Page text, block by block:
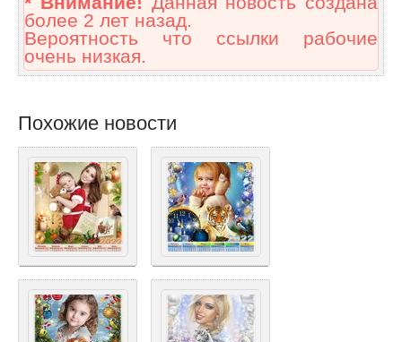
более 2 лет назад.
Вероятность что ссылки рабочие
очень низкая.
Похожие новости